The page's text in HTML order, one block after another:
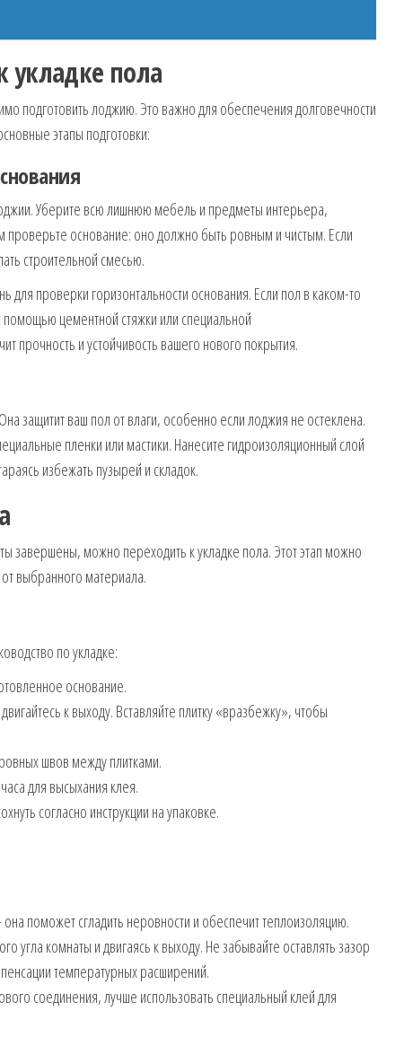
укладке пола
подготовить лоджию. Это важно для обеспечения долговечности
этапы подготовки:
Уберите всю лишнюю мебель и предметы интерьера,
проверьте основание: оно должно быть ровным и чистым. Если
строительной смесью.
для проверки горизонтальности основания. Если пол в каком-то
цементной стяжки или специальной
прочность и устойчивость вашего нового покрытия.
защитит ваш пол от влаги, особенно если лоджия не остеклена.
пленки или мастики. Нанесите гидроизоляционный слой
избежать пузырей и складок.
завершены, можно переходить к укладке пола. Этот этап можно
выбранного материала.
по укладке:
основание.
к выходу. Вставляйте плитку «вразбежку», чтобы
швов между плитками.
для высыхания клея.
согласно инструкции на упаковке.
поможет сгладить неровности и обеспечит теплоизоляцию.
угла комнаты и двигаясь к выходу. Не забывайте оставлять зазор
температурных расширений.
соединения, лучше использовать специальный клей для